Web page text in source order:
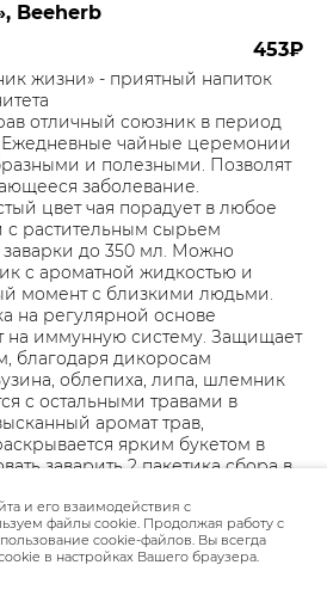
Beeherb
453₽
жизни» - приятный напиток
отличный союзник в период
чайные церемонии
и полезными. Позволят
заболевание.
цвет чая порадует в любое
с растительным сырьем
до 350 мл. Можно
с ароматной жидкостью и
момент с близкими людьми.
на регулярной основе
на иммунную систему. Защищает
благодаря дикоросам
облепиха, липа, шлемник
с остальными травами в
аромат трав,
ярким букетом в
заварить 2 пакетика сбора в
всегда под рукой.
с учетом новых научных
трав.
и его взаимодействия с
файлы cookie. Продолжая работу с
cookie-файлов. Вы всегда
в настройках Вашего браузера.